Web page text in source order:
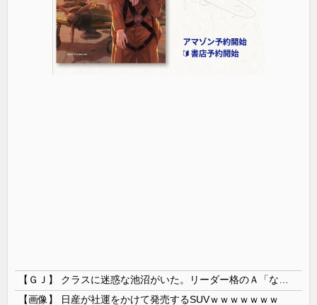
【画像】 日産が社運をかけて発売するSUVｗｗｗｗｗｗｗ